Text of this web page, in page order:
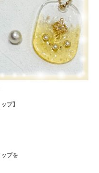
プ】
プを
電話で
公式SNS
企業情報